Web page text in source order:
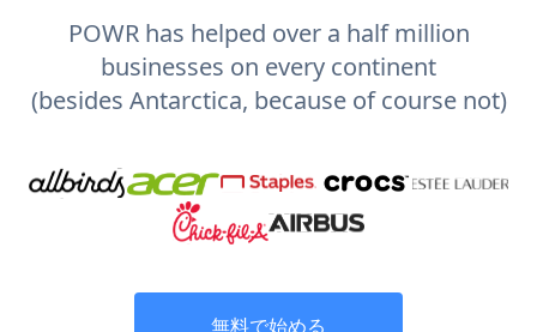
POWR has helped over a half million
businesses on every continent
(besides Antarctica, because of course not)
無料で始める